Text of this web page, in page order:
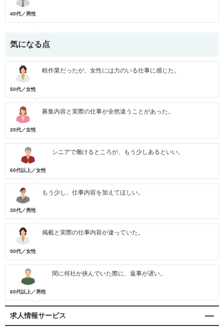
40代／男性
気になる点
50代／女性
軽作業だったが、女性には力のいる仕事に感じた。
20代／女性
募集内容と実際の仕事が全然違うことがあった。
60代以上／女性
シニアで働けるところが、もう少しあるといい。
30代／男性
もう少し、仕事内容を加えてほしい。
50代／女性
掲載と実際の仕事内容が違っていた。
60代以上／男性
間に何社か挟んでいた際に、返事が遅い。
求人情報サービス